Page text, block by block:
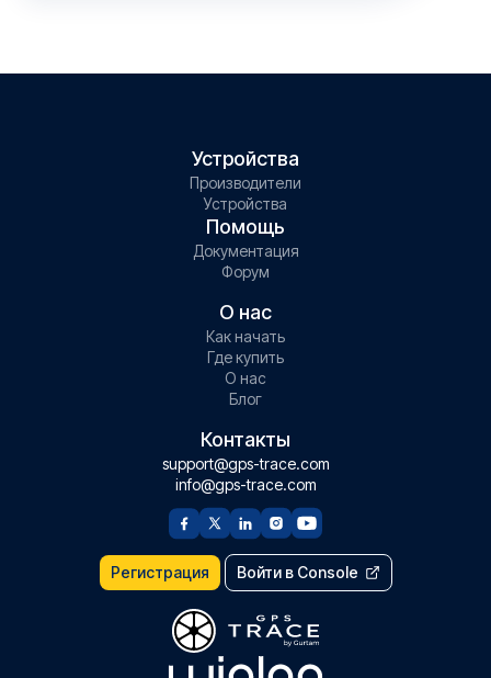
Устройства
Производители
Устройства
Помощь
Документация
Форум
О нас
Как начать
Где купить
О нас
Блог
Контакты
support@gps-trace.com
info@gps-trace.com
Регистрация Войти в Console